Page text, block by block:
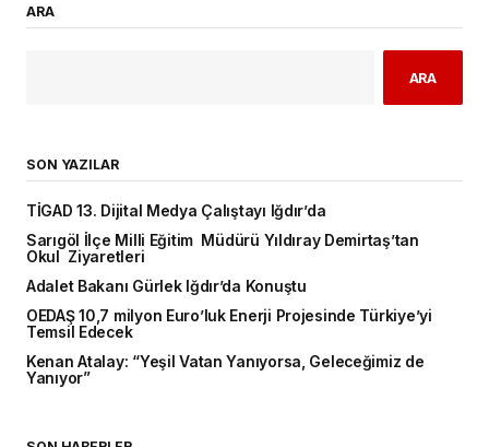
ARA
ARA
SON YAZILAR
TİGAD 13. Dijital Medya Çalıştayı Iğdır’da
Sarıgöl İlçe Milli Eğitim Müdürü Yıldıray Demirtaş’tan
Okul Ziyaretleri
Adalet Bakanı Gürlek Iğdır’da Konuştu
OEDAŞ 10,7 milyon Euro’luk Enerji Projesinde Türkiye’yi
Temsil Edecek
Kenan Atalay: “Yeşil Vatan Yanıyorsa, Geleceğimiz de
Yanıyor”